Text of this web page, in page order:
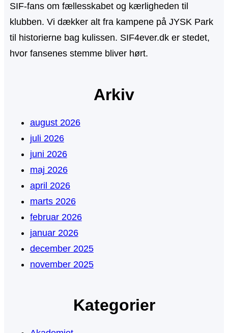
SIF-fans om fællesskabet og kærligheden til
klubben. Vi dækker alt fra kampene på JYSK Park
til historierne bag kulissen. SIF4ever.dk er stedet,
hvor fansenes stemme bliver hørt.
Arkiv
august 2026
juli 2026
juni 2026
maj 2026
april 2026
marts 2026
februar 2026
januar 2026
december 2025
november 2025
Kategorier